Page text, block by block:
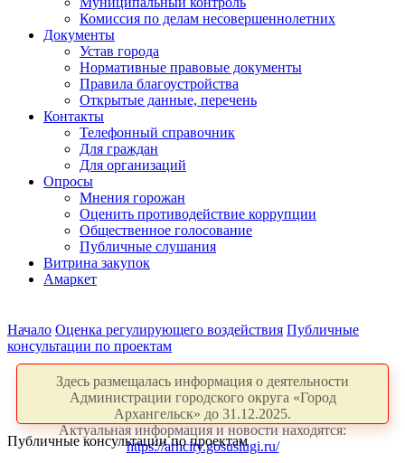
Комиссия по делам несовершеннолетних
Документы
Устав города
Нормативные правовые документы
Правила благоустройства
Открытые данные, перечень
Контакты
Телефонный справочник
Для граждан
Для организаций
Опросы
Мнения горожан
Оценить противодействие коррупции
Общественное голосование
Публичные слушания
Витрина закупок
Амаркет
Начало Оценка регулирующего воздействия Публичные
консультации по проектам
Здесь размещалась информация о деятельности
Администрации городского округа «Город
Архангельск» до 31.12.2025.
Актуальная информация и новости находятся:
https://arhcity.gosuslugi.ru/
Публичные консультации по проектам